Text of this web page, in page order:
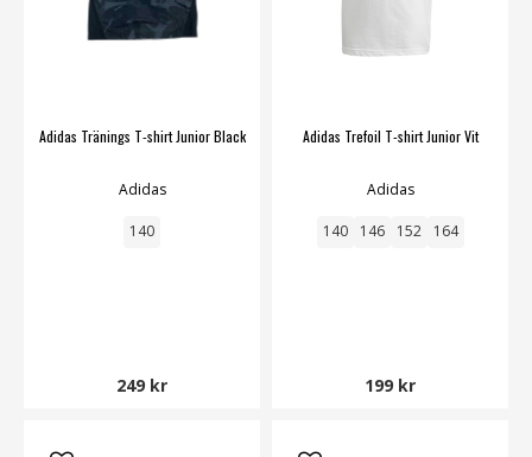
Adidas Tränings T-shirt Junior Black
Adidas
140
249 kr
Adidas Trefoil T-shirt Junior Vit
Adidas
140 146 152 164
199 kr